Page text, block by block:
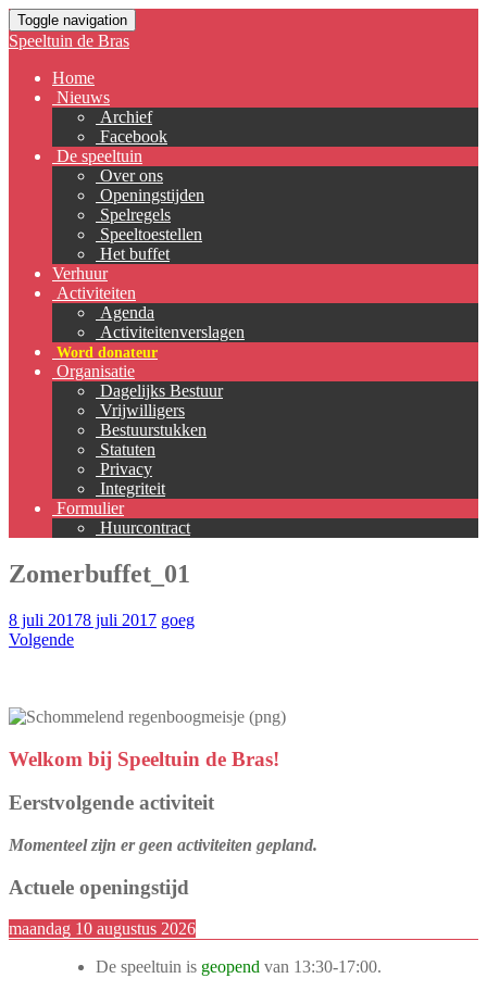
Toggle navigation
Speeltuin de Bras
Home
Nieuws
Archief
Facebook
De speeltuin
Over ons
Openingstijden
Spelregels
Speeltoestellen
Het buffet
Verhuur
Activiteiten
Agenda
Activiteitenverslagen
Word donateur
Organisatie
Dagelijks Bestuur
Vrijwilligers
Bestuurstukken
Statuten
Privacy
Integriteit
Formulier
Huurcontract
Zomerbuffet_01
8 juli 20178 juli 2017 goeg
Volgende
Welkom bij Speeltuin de Bras!
Eerstvolgende activiteit
Momenteel zijn er geen activiteiten gepland.
Actuele openingstijd
maandag 10 augustus 2026
De speeltuin is geopend van 13:30-17:00.